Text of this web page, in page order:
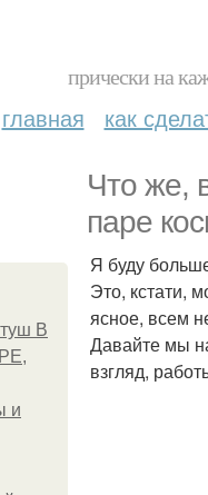
прически на
главная как
Что же,
паре
В
и
Я буду
Это, кстати,
ясное, всем
Давайте мы
взгляд,